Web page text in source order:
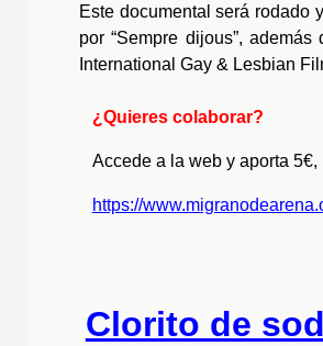
Este documental será rodado
por “Sempre dijous”,
International Gay & Lesbian
¿Quieres colaborar?
Accede a la web y aporta
https://
Clorito de